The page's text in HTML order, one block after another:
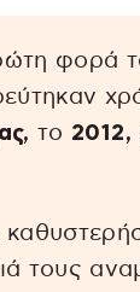
φορά
το 2012,
τους